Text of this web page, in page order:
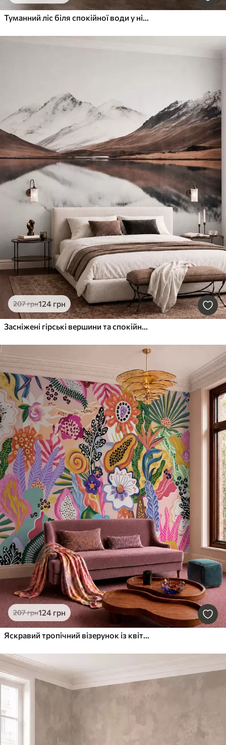
Туманний ліс біля спокійної води у ніжних природних пастельних тонах
207грн124 грн
Засніжені гірські вершини та спокійне озеро з дзеркальним віддзеркаленням
207грн124 грн
Яскравий тропічний візерунок із квітами, листям та барвистими фруктами